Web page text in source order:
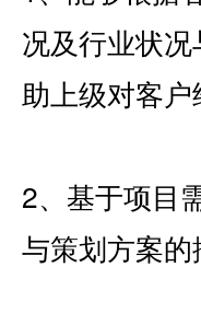
况及行业状
助上级对客
2、基于项目
与策划方案